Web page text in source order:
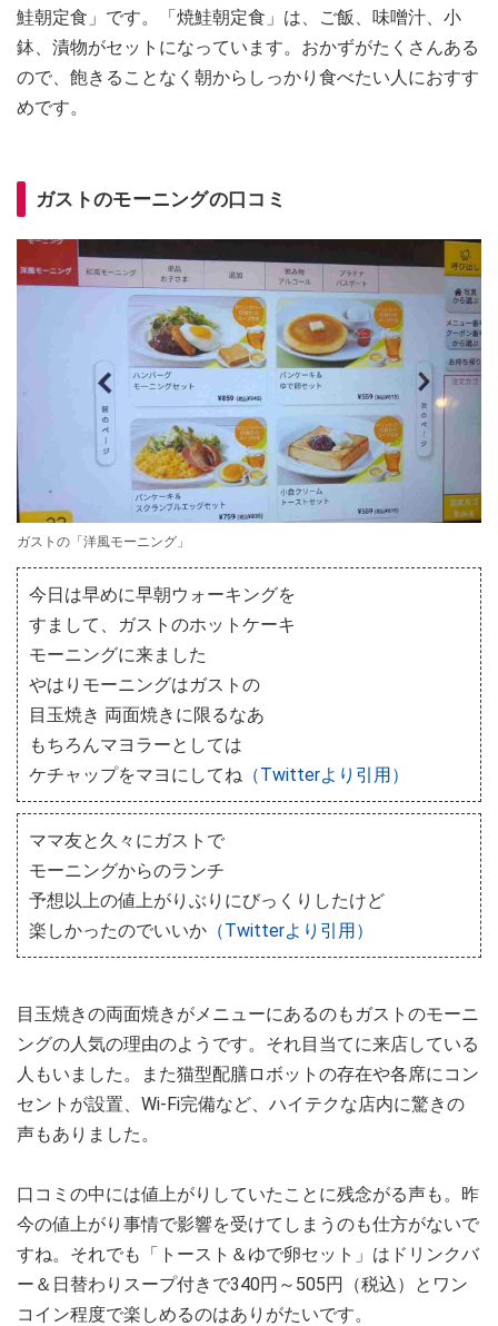
鮭朝定食」です。「焼鮭朝定食」は、ご飯、味噌汁、小
鉢、漬物がセットになっています。おかずがたくさんある
ので、飽きることなく朝からしっかり食べたい人におすす
めです。
ガストのモーニングの口コミ
ガストの「洋風モーニング」
今日は早めに早朝ウォーキングを
すまして、ガストのホットケーキ
モーニングに来ました
やはりモーニングはガストの
目玉焼き 両面焼きに限るなあ
もちろんマヨラーとしては
ケチャップをマヨにしてね （Twitterより引用）
ママ友と久々にガストで
モーニングからのランチ
予想以上の値上がりぶりにびっくりしたけど
楽しかったのでいいか （Twitterより引用）
目玉焼きの両面焼きがメニューにあるのもガストのモーニ
ングの人気の理由のようです。それ目当てに来店している
人もいました。また猫型配膳ロボットの存在や各席にコン
セントが設置、Wi-Fi完備など、ハイテクな店内に驚きの
声もありました。
口コミの中には値上がりしていたことに残念がる声も。昨
今の値上がり事情で影響を受けてしまうのも仕方がないで
すね。それでも「トースト＆ゆで卵セット」はドリンクバ
ー＆日替わりスープ付きで340円～505円（税込）とワン
コイン程度で楽しめるのはありがたいです。